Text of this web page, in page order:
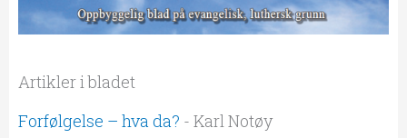
Artikler i bladet
Forfølgelse – hva da? - Karl Notøy